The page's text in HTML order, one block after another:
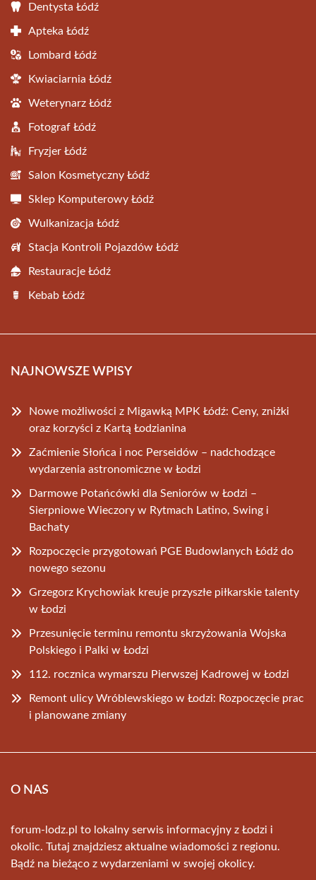
Dentysta Łódź
Apteka Łódź
Lombard Łódź
Kwiaciarnia Łódź
Weterynarz Łódź
Fotograf Łódź
Fryzjer Łódź
Salon Kosmetyczny Łódź
Sklep Komputerowy Łódź
Wulkanizacja Łódź
Stacja Kontroli Pojazdów Łódź
Restauracje Łódź
Kebab Łódź
NAJNOWSZE WPISY
Nowe możliwości z Migawką MPK Łódź: Ceny, zniżki
oraz korzyści z Kartą Łodzianina
Zaćmienie Słońca i noc Perseidów – nadchodzące
wydarzenia astronomiczne w Łodzi
Darmowe Potańcówki dla Seniorów w Łodzi –
Sierpniowe Wieczory w Rytmach Latino, Swing i
Bachaty
Rozpoczęcie przygotowań PGE Budowlanych Łódź do
nowego sezonu
Grzegorz Krychowiak kreuje przyszłe piłkarskie talenty
w Łodzi
Przesunięcie terminu remontu skrzyżowania Wojska
Polskiego i Palki w Łodzi
112. rocznica wymarszu Pierwszej Kadrowej w Łodzi
Remont ulicy Wróblewskiego w Łodzi: Rozpoczęcie prac
i planowane zmiany
O NAS
forum-lodz.pl to lokalny serwis informacyjny z Łodzi i
okolic. Tutaj znajdziesz aktualne wiadomości z regionu.
Bądź na bieżąco z wydarzeniami w swojej okolicy.